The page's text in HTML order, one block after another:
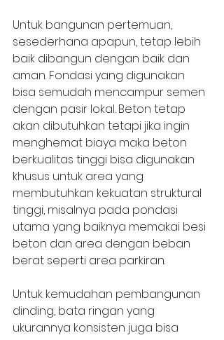
Untuk bangunan pertemuan,
sesederhana apapun, tetap lebih
baik dibangun dengan baik dan
aman. Fondasi yang digunakan
bisa semudah mencampur semen
dengan pasir lokal. Beton tetap
akan dibutuhkan tetapi jika ingin
menghemat biaya maka beton
berkualitas tinggi bisa digunakan
khusus untuk area yang
membutuhkan kekuatan struktural
tinggi, misalnya pada pondasi
utama yang baiknya memakai besi
beton dan area dengan beban
berat seperti area parkiran.
Untuk kemudahan pembangunan
dinding, bata ringan yang
ukurannya konsisten juga bisa